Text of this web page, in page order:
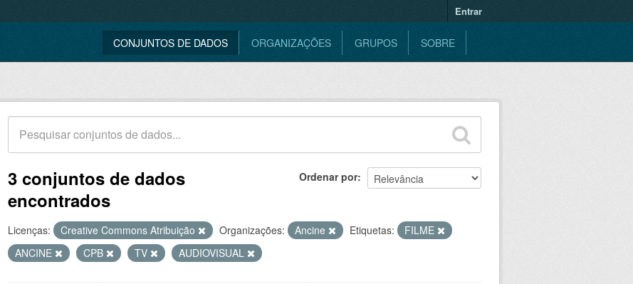
Entrar
CONJUNTOS DE DADOS ORGANIZAÇÕES GRUPOS SOBRE
Ordenar por
3 conjuntos de dados
encontrados
Licenças: Creative Commons Atribuição Organizações: Ancine Etiquetas:
FILME
ANCINE
CPB TV AUDIOVISUAL